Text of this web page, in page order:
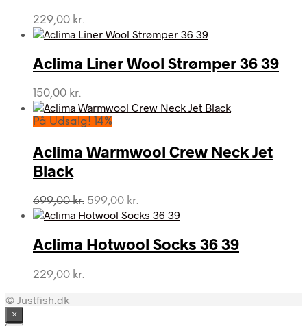
229,00 kr.
Aclima Liner Wool Strømper 36 39
150,00 kr.
På Udsalg! 14%
Aclima Warmwool Crew Neck Jet
Black
699,00kr. Den
oprindelige
var:
699,00 kr..
599,00 kr.
aktuelle
er:
599,00 kr..
Aclima Hotwool Socks 36 39
229,00 kr.
© Justfish.dk
×